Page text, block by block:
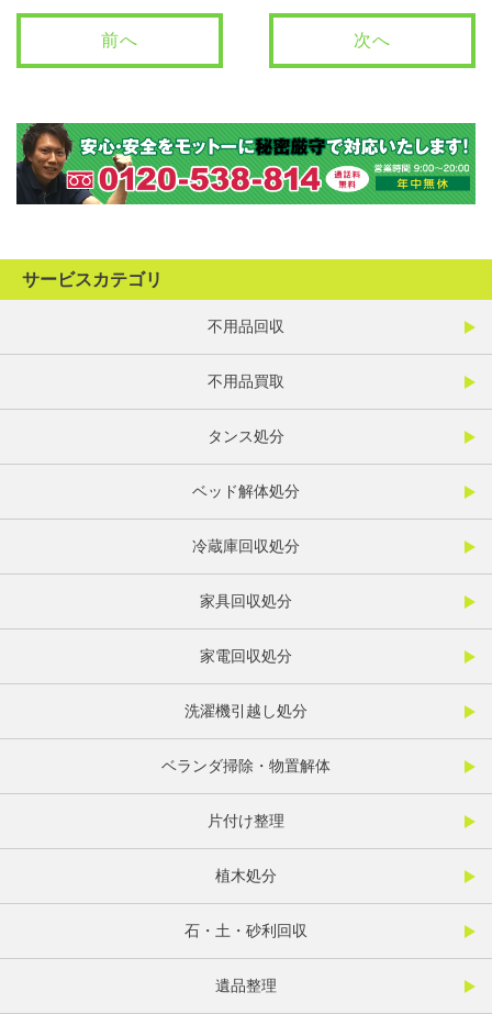
前へ 次へ
サービスカテゴリ
不用品回収
不用品買取
タンス処分
ベッド解体処分
冷蔵庫回収処分
家具回収処分
家電回収処分
洗濯機引越し処分
ベランダ掃除・物置解体
片付け整理
植木処分
石・土・砂利回収
遺品整理